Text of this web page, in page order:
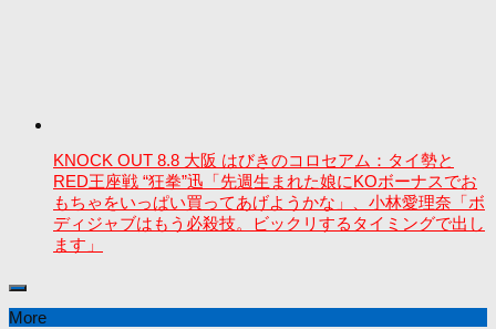
KNOCK OUT 8.8 大阪 はびきのコロセアム：タイ勢と
RED王座戦 “狂拳”迅「先週生まれた娘にKOボーナスでお
もちゃをいっぱい買ってあげようかな」、小林愛理奈「ボ
ディジャブはもう必殺技。ビックリするタイミングで出し
ます」
More